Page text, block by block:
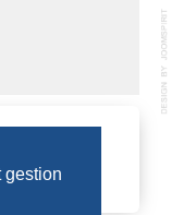
gestion